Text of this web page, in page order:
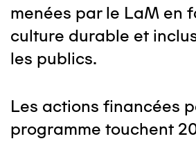
menées par le LaM en
culture durable et
les publics.
Les actions financées
programme touchent